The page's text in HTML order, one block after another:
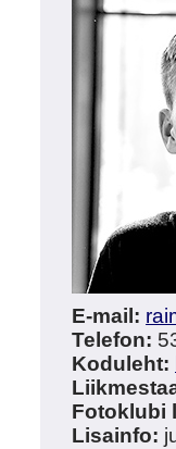
E-mail:
Telefon:
Koduleht:
Fotoklubi
Lisainfo: